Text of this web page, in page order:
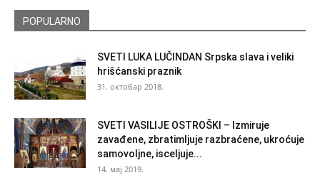
POPULARNO
SVETI LUKA LUČINDAN Srpska slava i veliki
hrišćanski praznik
31. октобар 2018.
SVETI VASILIJE OSTROŠKI – Izmiruje
zavađene, zbratimljuje razbraćene, ukroćuje
samovoljne, isceljuje...
14. мај 2019.